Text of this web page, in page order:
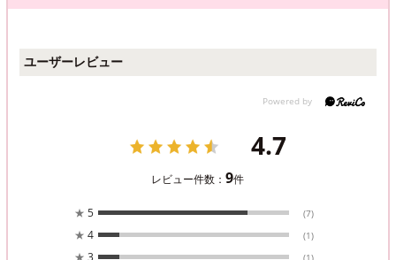
ユーザーレビュー
4.7
レビュー件数：9件
★ 5 (7)
★ 4 (1)
★ 3 (1)